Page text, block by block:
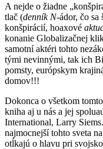
A nejde o žiadne
tlač (denník N-ádor, čo sa
konšpirácií, hoaxové
konanie Globalizačnej
samotní aktéri tohto
tými nevinnými, tak ich
pomsty, európskym
domov!!!
Dokonca o všetkom
kniha aj u nás a jej
International, Larry
najmocnejší tohto sveta
otĺkajú o hlavu pri